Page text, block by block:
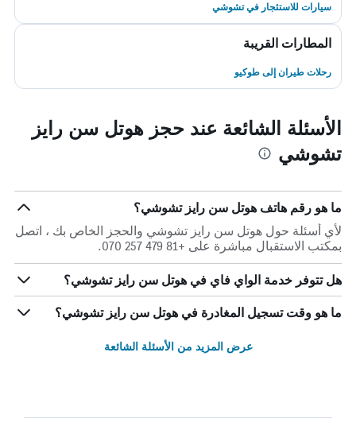
سيارات للاستئجار في تشوشي
المطارات القريبة
رحلات طيران إلى طوكيو
الأسئلة الشائعة عند حجز هوتل سن رايز
تشوشي
ما هو رقم هاتف هوتل سن رايز تشوشي؟
لأي أسئلة حول هوتل سن رايز تشوشي والحجز الخاص بك ، اتصل
بمكتب الاستقبال مباشرة على +81 479 257 070.
هل تتوفر خدمة الواي فاي في هوتل سن رايز تشوشي؟
ما هو وقت تسجيل المغادرة في هوتل سن رايز تشوشي؟
عرض المزيد من الأسئلة الشائعة